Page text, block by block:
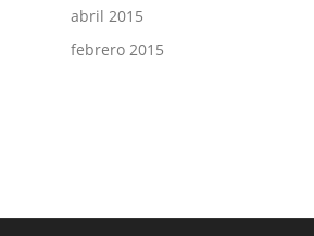
abril 2015
febrero 2015